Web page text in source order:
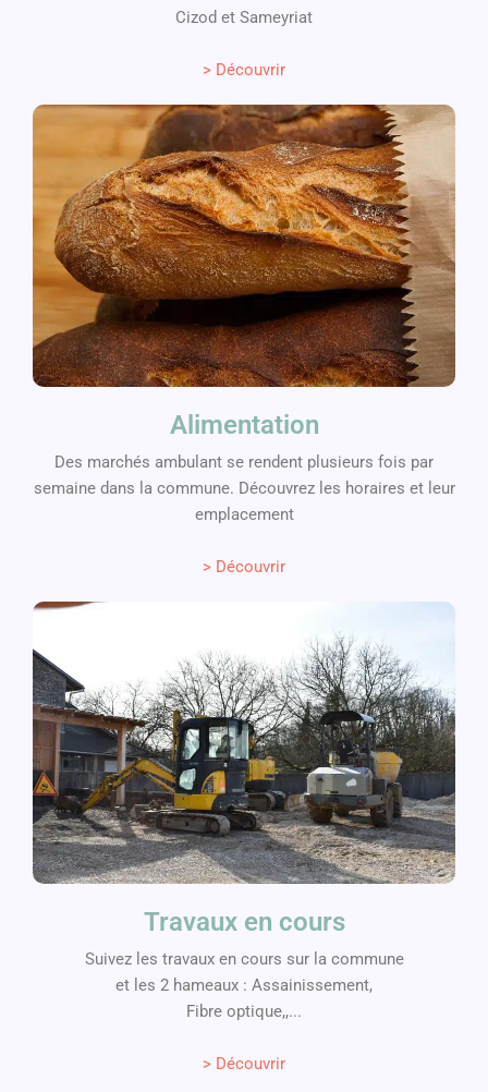
Cizod et Sameyriat
> Découvrir
Alimentation
Des marchés ambulant se rendent plusieurs fois par
semaine dans la commune. Découvrez les horaires et leur
emplacement
> Découvrir
Travaux en cours
Suivez les travaux en cours sur la commune
et les 2 hameaux : Assainissement,
Fibre optique,,...
> Découvrir